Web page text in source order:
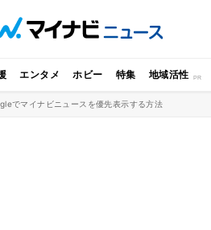
エンタメ ホビー 特集 地域活性
でマイナビニュースを優先表示する方法